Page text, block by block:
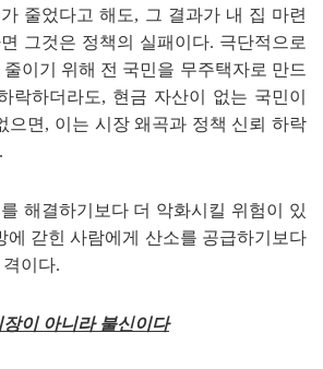
줄었다고 해도, 그 결과가 내 집 마련
그것은 정책의 실패이다. 극단적으로
이기 위해 전 국민을 무주택자로 만드
락하더라도, 현금 자산이 없는 국민이
으면 , 이는 시장 왜곡과 정책 신뢰 하락
.
해결하기보다 더 악화시킬 위험이 있
에 갇힌 사람에게 산소를 공급하기보다
격이다.
이 아니라 불신이다